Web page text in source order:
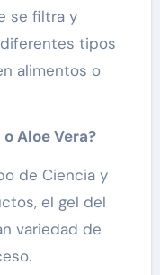
se filtra y
tipos
alimentos o
Aloe Vera?
de Ciencia y
el gel del
variedad de